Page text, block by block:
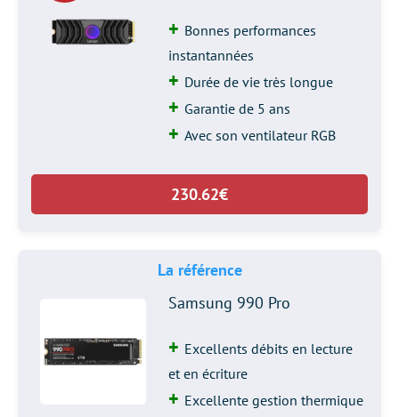
Bonnes performances
instantannées
Durée de vie très longue
Garantie de 5 ans
Avec son ventilateur RGB
230.62€
La référence
Samsung 990 Pro
Excellents débits en lecture
et en écriture
Excellente gestion thermique